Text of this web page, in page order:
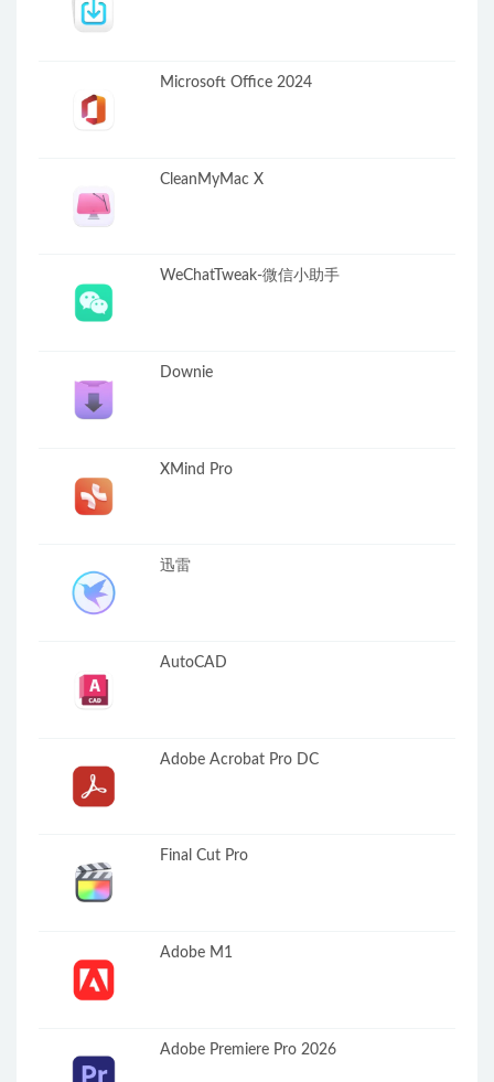
Microsoft Office 2024
CleanMyMac X
WeChatTweak-微信小助手
Downie
XMind Pro
迅雷
AutoCAD
Adobe Acrobat Pro DC
Final Cut Pro
Adobe M1
Adobe Premiere Pro 2026